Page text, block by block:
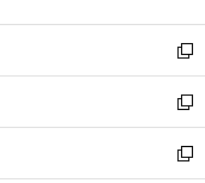
開
く
ウ
で
開
く
ン
ド
ウ
で
開
く
ウ
ィ
ン
ド
ウ
で
開
新
し
い
ウ
ィ
新
し
い
新